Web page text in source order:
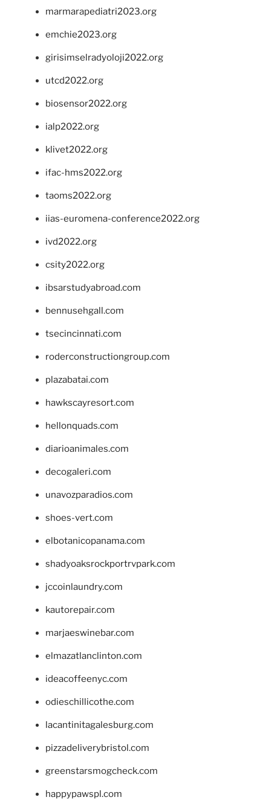
marmarapediatri2023.org
emchie2023.org
girisimselradyoloji2022.org
utcd2022.org
biosensor2022.org
ialp2022.org
klivet2022.org
ifac-hms2022.org
taoms2022.org
iias-euromena-conference2022.org
ivd2022.org
csity2022.org
ibsarstudyabroad.com
bennusehgall.com
tsecincinnati.com
roderconstructiongroup.com
plazabatai.com
hawkscayresort.com
hellonquads.com
diarioanimales.com
decogaleri.com
unavozparadios.com
shoes-vert.com
elbotanicopanama.com
shadyoaksrockportrvpark.com
jccoinlaundry.com
kautorepair.com
marjaeswinebar.com
elmazatlanclinton.com
ideacoffeenyc.com
odieschillicothe.com
lacantinitagalesburg.com
pizzadeliverybristol.com
greenstarsmogcheck.com
happypawspl.com